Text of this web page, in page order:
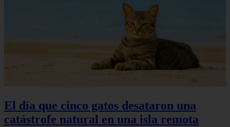
El día que cinco gatos desataron una
catástrofe natural en una isla remota